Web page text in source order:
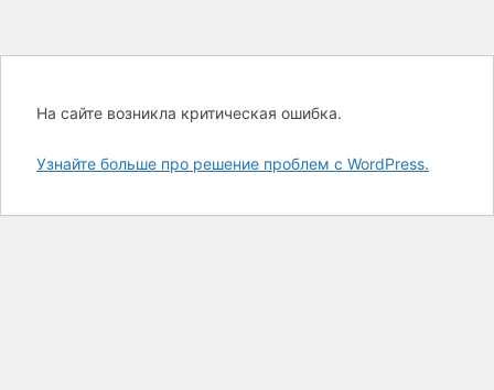
На сайте возникла критическая ошибка.
Узнайте больше про решение проблем с WordPress.